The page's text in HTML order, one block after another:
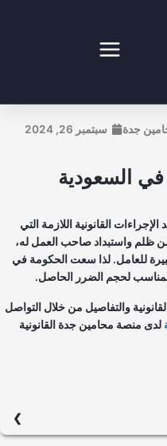
جدة
سبتمبر 26, 2024
السعودية
القانونية اللازمة التي
ظلم واستبداد صاحب العمل له،
للعامل. لذا سعت الحكومة في
لحجم الضرر الحاصل.
والتفاصيل من خلال التواصل
منصة محامين جدة القانونية